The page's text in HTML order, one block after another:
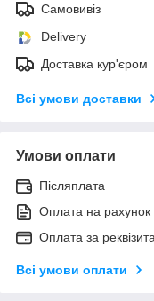
Самовивіз
Delivery
Доставка кур'єром
Всі умови доставки
Умови оплати
Післяплата
Оплата на рахунок
Оплата за
Всі умови оплати